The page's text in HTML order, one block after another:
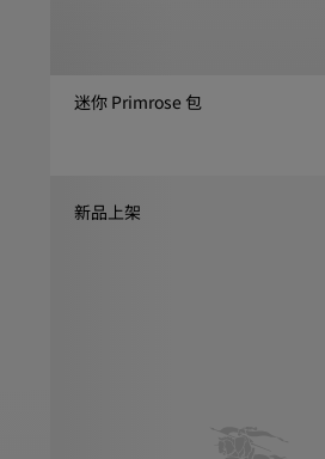
迷你 Primrose 包
新品上架